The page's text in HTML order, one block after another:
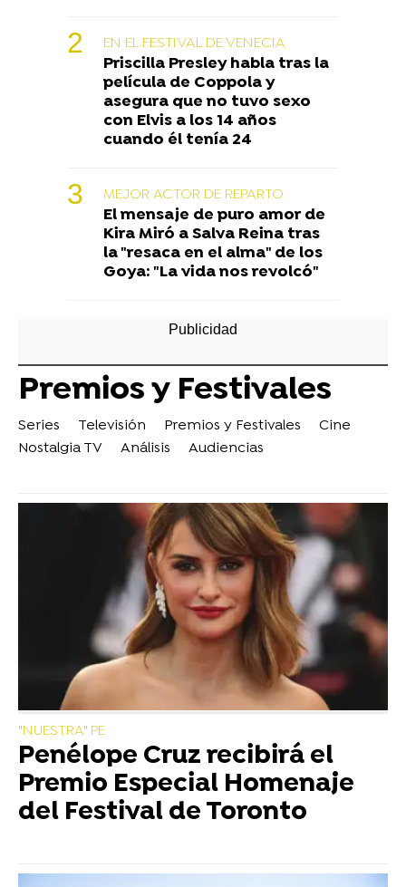
EN EL FESTIVAL DE VENECIA
Priscilla Presley habla tras la
película de Coppola y
asegura que no tuvo sexo
con Elvis a los 14 años
cuando él tenía 24
MEJOR ACTOR DE REPARTO
El mensaje de puro amor de
Kira Miró a Salva Reina tras
la "resaca en el alma" de los
Goya: "La vida nos revolcó"
Premios y Festivales
Series Televisión Premios y Festivales
Cine
Nostalgia TV
Análisis Audiencias
"NUESTRA" PE
Penélope Cruz recibirá el
Premio Especial Homenaje
del Festival de Toronto